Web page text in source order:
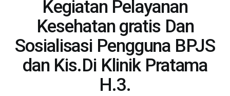
Kegiatan Pelayanan
Kesehatan gratis Dan
Sosialisasi Pengguna BPJS
dan Kis.Di Klinik Pratama
H.3.